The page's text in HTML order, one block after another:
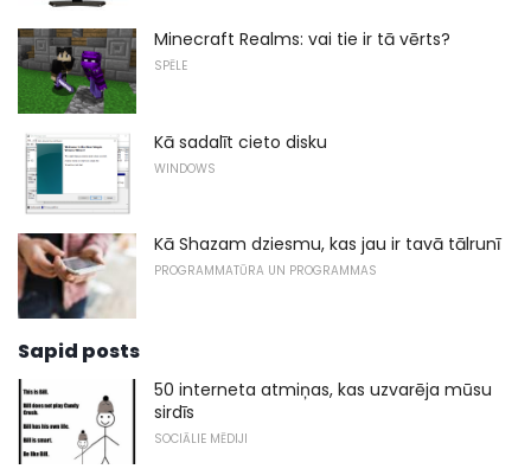
Minecraft Realms: vai tie ir tā vērts?
SPĒLE
Kā sadalīt cieto disku
WINDOWS
Kā Shazam dziesmu, kas jau ir tavā tālrunī
PROGRAMMATŪRA UN PROGRAMMAS
Sapid posts
50 interneta atmiņas, kas uzvarēja mūsu
sirdīs
SOCIĀLIE MĒDIJI